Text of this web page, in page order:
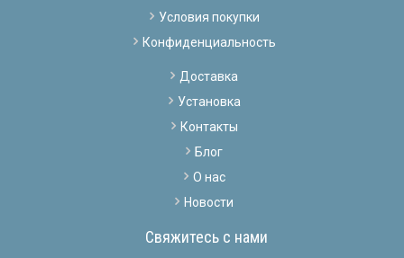
Условия покупки
Конфиденциальность
Доставка
Установка
Контакты
Блог
О нас
Новости
Свяжитесь с нами